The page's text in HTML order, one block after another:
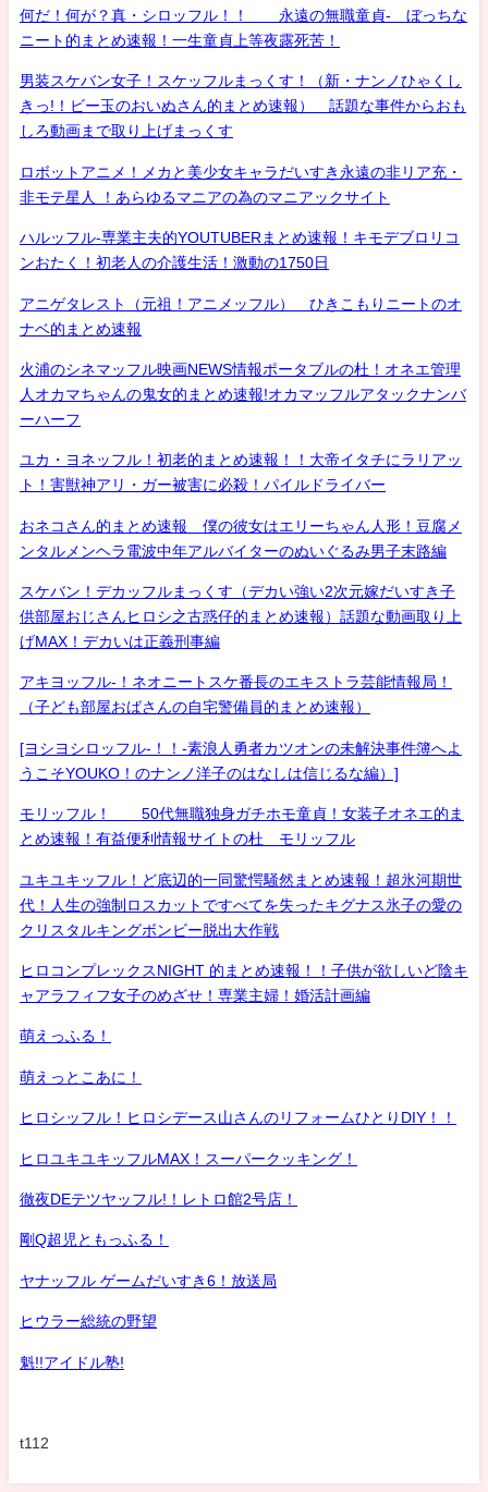
何だ！何が？真・シロッフル！！ 永遠の無職童貞- ぼっちな
ニート的まとめ速報！一生童貞上等夜露死苦！
男装スケバン女子！スケッフルまっくす！（新・ナンノひゃくし
きっ!！ビー玉のおいぬさん的まとめ速報） 話題な事件からおも
しろ動画まで取り上げまっくす
ロボットアニメ！メカと美少女キャラだいすき永遠の非リア充・
非モテ星人 ！あらゆるマニアの為のマニアックサイト
ハルッフル-専業主夫的YOUTUBERまとめ速報！キモデブロリコ
ンおたく！初老人の介護生活！激動の1750日
アニゲタレスト（元祖！アニメッフル） ひきこもりニートのオ
ナベ的まとめ速報
火浦のシネマッフル映画NEWS情報ポータブルの杜！オネエ管理
人オカマちゃんの鬼女的まとめ速報!オカマッフルアタックナンバ
ーハーフ
ユカ・ヨネッフル！初老的まとめ速報！！大帝イタチにラリアッ
ト！害獣神アリ・ガー被害に必殺！パイルドライバー
おネコさん的まとめ速報 僕の彼女はエリーちゃん人形！豆腐メ
ンタルメンヘラ電波中年アルバイターのぬいぐるみ男子末路編
スケバン！デカッフルまっくす（デカい強い2次元嫁だいすき子
供部屋おじさんヒロシ之古惑仔的まとめ速報）話題な動画取り上
げMAX！デカいは正義刑事編
アキヨッフル-！ネオニートスケ番長のエキストラ芸能情報局！
（子ども部屋おばさんの自宅警備員的まとめ速報）
[ヨシヨシロッフル-！！-素浪人勇者カツオンの未解決事件簿へよ
うこそYOUKO！のナンノ洋子のはなしは信じるな編）]
モリッフル！ 50代無職独身ガチホモ童貞！女装子オネエ的ま
とめ速報！有益便利情報サイトの杜 モリッフル
ユキユキッフル！ど底辺的一同驚愕騒然まとめ速報！超氷河期世
代！人生の強制ロスカットですべてを失ったキグナス氷子の愛の
クリスタルキングボンビー脱出大作戦
ヒロコンプレックスNIGHT 的まとめ速報！！子供が欲しいど陰キ
ャアラフィフ女子のめざせ！専業主婦！婚活計画編
萌えっふる！
萌えっとこあに！
ヒロシッフル！ヒロシデース山さんのリフォームひとりDIY！！
ヒロユキユキッフルMAX！スーパークッキング！
徹夜DEテツヤッフル!！レトロ館2号店！
剛Q超児ともっふる！
ヤナッフル ゲームだいすき6！放送局
ヒウラー総統の野望
魁!!アイドル塾!
t112